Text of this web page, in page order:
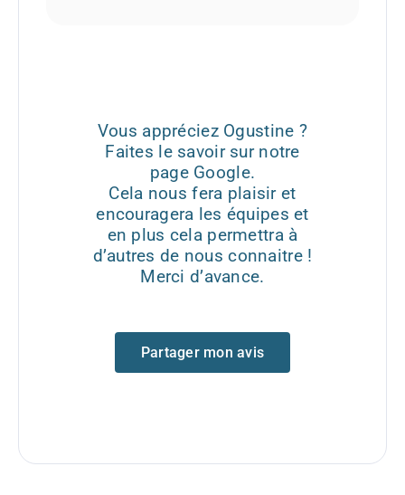
Vous appréciez Ogustine ?
Faites le savoir sur notre
page Google.
Cela nous fera plaisir et
encouragera les équipes et
en plus cela permettra à
d’autres de nous connaitre !
Merci d’avance.
Partager mon avis